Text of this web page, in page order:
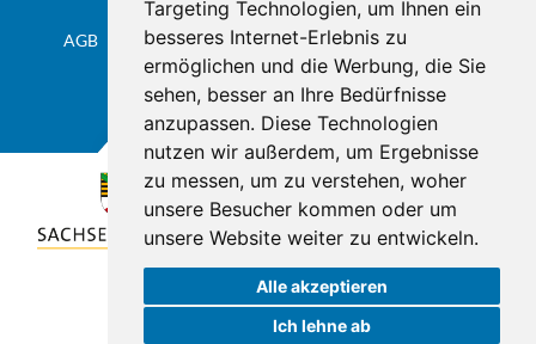
Targeting Technologien, um Ihnen ein
besseres Internet-Erlebnis zu
ermöglichen und die Werbung, die Sie
sehen, besser an Ihre Bedürfnisse
anzupassen. Diese Technologien
nutzen wir außerdem, um Ergebnisse
zu messen, um zu verstehen, woher
unsere Besucher kommen oder um
unsere Website weiter zu entwickeln.
Alle akzeptieren
Ich lehne ab
AGB Datenschutz & Impressum Sitemap